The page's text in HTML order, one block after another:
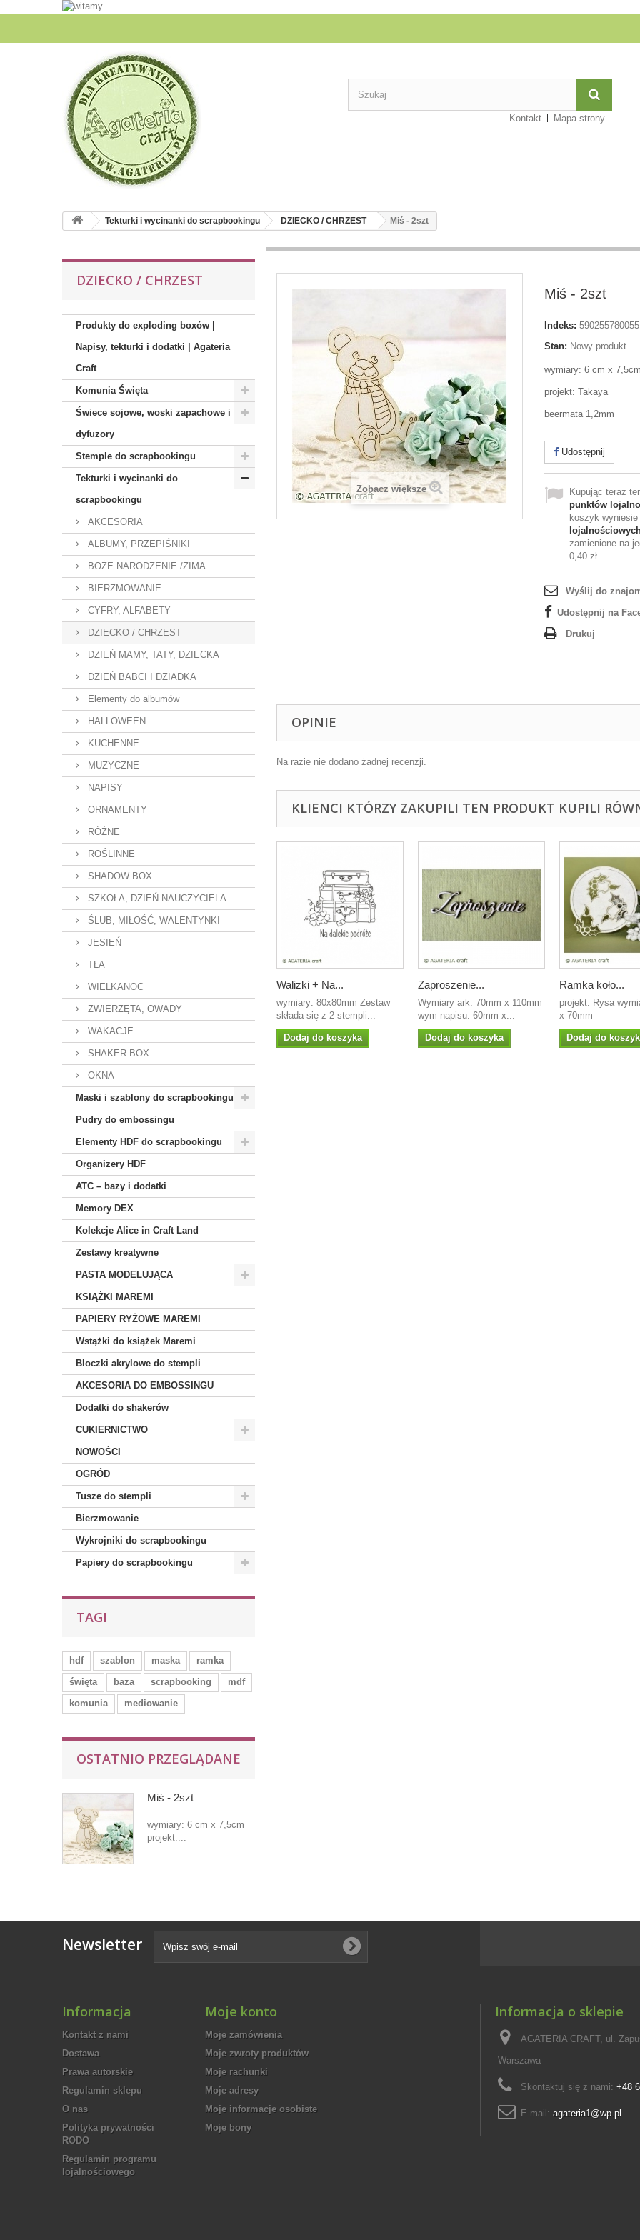
Kontakt Mapa strony
Tekturki i wycinanki do scrapbookingu DZIECKO / CHRZEST Miś - 2szt
DZIECKO / CHRZEST
Produkty do exploding boxów |
Napisy, tekturki i dodatki | Agateria
Craft
Komunia Święta
Świece sojowe, woski zapachowe i
dyfuzory
Stemple do scrapbookingu
Tekturki i wycinanki do
scrapbookingu
AKCESORIA
ALBUMY, PRZEPIŚNIKI
BOŻE NARODZENIE /ZIMA
BIERZMOWANIE
CYFRY, ALFABETY
DZIECKO / CHRZEST
DZIEŃ MAMY, TATY, DZIECKA
DZIEŃ BABCI I DZIADKA
Elementy do albumów
HALLOWEEN
KUCHENNE
MUZYCZNE
NAPISY
ORNAMENTY
RÓŻNE
ROŚLINNE
SHADOW BOX
SZKOŁA, DZIEŃ NAUCZYCIELA
ŚLUB, MIŁOŚĆ, WALENTYNKI
JESIEŃ
TŁA
WIELKANOC
ZWIERZĘTA, OWADY
WAKACJE
SHAKER BOX
OKNA
Maski i szablony do scrapbookingu
Pudry do embossingu
Elementy HDF do scrapbookingu
Organizery HDF
ATC – bazy i dodatki
Memory DEX
Kolekcje Alice in Craft Land
Zestawy kreatywne
PASTA MODELUJĄCA
KSIĄŻKI MAREMI
PAPIERY RYŻOWE MAREMI
Wstążki do książek Maremi
Bloczki akrylowe do stempli
AKCESORIA DO EMBOSSINGU
Dodatki do shakerów
CUKIERNICTWO
NOWOŚCI
OGRÓD
Tusze do stempli
Bierzmowanie
Wykrojniki do scrapbookingu
Papiery do scrapbookingu
TAGI
hdf szablon maska
ramka
święta
baza scrapbooking
mdf
komunia
mediowanie
OSTATNIO PRZEGLĄDANE
Miś - 2szt
wymiary: 6 cm x 7,5cm
projekt:...
Zobacz większe
Miś - 2szt
Indeks:
Stan: Nowy produkt
wymiary: 6 cm x
projekt: Takaya
beermata 1,2mm
Udostępnij
Kupując teraz
punktów
koszyk wyniesie
zamienione na
0,40 zł.
Wyślij do
Udostępnij na
Drukuj
OPINIE
Na razie nie dodano żadnej recenzji.
KLIENCI KTÓRZY ZAKUPILI TEN PRODUKT KUPILI
Walizki + Na...
wymiary: 80x80mm Zestaw
składa się z 2 stempli...
Dodaj do koszyka
Zaproszenie...
Wymiary ark: 70mm x 110mm
wym napisu: 60mm x...
Dodaj do koszyka
Ramka koło...
projekt: Rysa
x 70mm
Dodaj do
Newsletter
Informacja
Kontakt z nami
Dostawa
Prawa autorskie
Regulamin sklepu
O nas
Polityka prywatności
RODO
Regulamin programu
lojalnościowego
Moje konto
Moje zamówienia
Moje zwroty produktów
Moje rachunki
Moje adresy
Moje informacje osobiste
Moje bony
Informacja o sklepie
AGATERIA CRAFT, ul.
Warszawa
Skontaktuj się z nami: +48
E-mail: agateria1@wp.pl